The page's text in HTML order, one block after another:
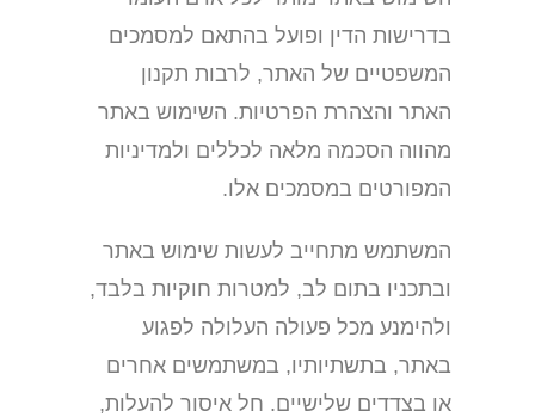
בדרישות הדין ופועל בהתאם למסמכים
המשפטיים של האתר, לרבות תקנון
האתר והצהרת הפרטיות. השימוש באתר
מהווה הסכמה מלאה לכללים ולמדיניות
המפורטים במסמכים אלו.
המשתמש מתחייב לעשות שימוש באתר
ובתכניו בתום לב, למטרות חוקיות בלבד,
ולהימנע מכל פעולה העלולה לפגוע
באתר, בתשתיותיו, במשתמשים אחרים
או בצדדים שלישיים. חל איסור להעלות,